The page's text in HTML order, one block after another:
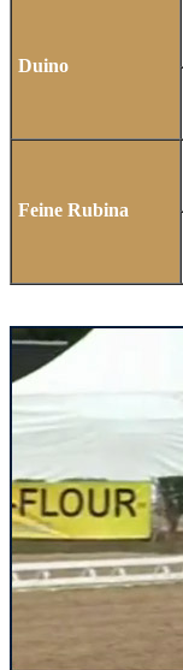
Duino
Feine Rubina